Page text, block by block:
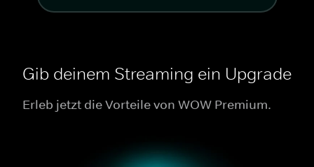
Gib deinem Streaming ein Upgrade
Erleb jetzt die Vorteile von WOW Premium.